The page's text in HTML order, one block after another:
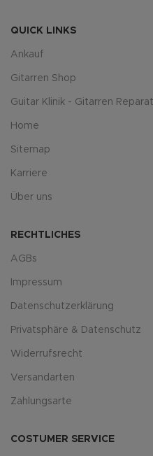
QUICK LINKS
Ankauf
Gitarren Shop
Guitar Klinik - Gitarren
Home
Sitemap
Karriere
Über uns
RECHTLICHES
AGBs
Impressum
Datenschutzerklärung
Privatsphäre & Datenschutz
Widerrufsrecht
Versandarten
Zahlungsarte
COSTUMER SERVICE